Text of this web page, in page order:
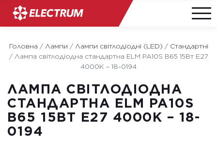
content
Головна / Лампи / Лампи світлодіодні (LED) / Стандартні
/ Лампа світлодіодна стандартна ELM PA10S B65 15Вт E27
4000K – 18-0194
ЛАМПА СВІТЛОДІОДНА
СТАНДАРТНА ELM PA10S
B65 15ВТ E27 4000K – 18-
0194